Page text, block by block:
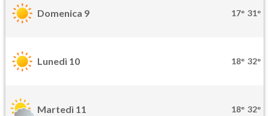
Domenica 9 17° 31°
Lunedì 10 18° 32°
Martedì 11 18° 32°